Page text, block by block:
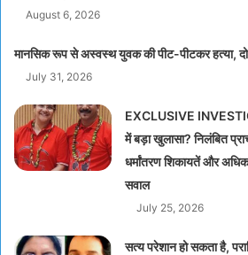
August 6, 2026
मानसिक रूप से अस्वस्थ युवक की पीट-पीटकर हत्या,
July 31, 2026
EXCLUSIVE
में बड़ा खुलासा? निलंबित
धर्मांतरण शिकायतें और
सवाल
July 25, 2026
सत्य परेशान हो सकता है,